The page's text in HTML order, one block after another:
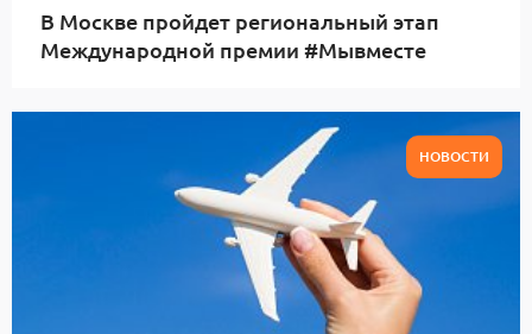
В Москве пройдет региональный этап
Международной премии #Мывместе
НОВОСТИ